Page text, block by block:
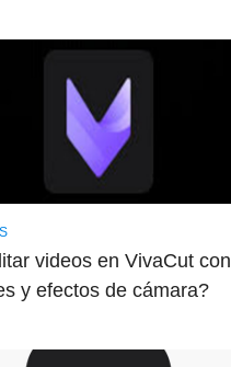
videos en VivaCut con
y efectos de cámara?